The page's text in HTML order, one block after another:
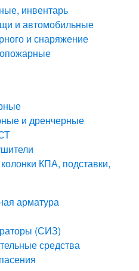
инвентарь
и автомобильные
и снаряжение
и дренчерные
КПА, подставки,
арматура
(СИЗ)
средства